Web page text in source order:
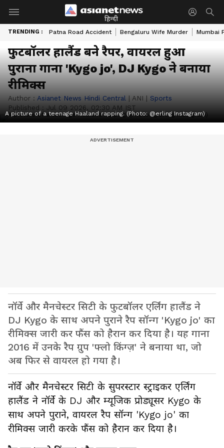
हिन्दी
TRENDING : Patna Road Accident Bengaluru Wife Murder Mumbai
फुटबॉलर हालैंड बने रैपर, वायरल हुआ
पुराना गाना 'Kygo jo', DJ Kygo ने बनाया
रीमिक्स
Author : Asianet News Hindi Central | ANI | Sports
Published : Jul 09 2026, 02:30 AM IST
A picture of a teenage Haaland rapping. (Photo: @erling Instagram)
नॉर्वे और मैनचेस्टर सिटी के फुटबॉलर एर्लिंग हालैंड ने
DJ Kygo के साथ अपने पुराने रैप सॉन्ग 'Kygo jo' का
रीमिक्स जारी कर फैंस को हैरान कर दिया है। यह गाना
2016 में उनके रैप ग्रुप 'फ्लो किंग्ज़' ने बनाया था, जो
अब फिर से वायरल हो गया है।
नॉर्वे और मैनचेस्टर सिटी के सुपरस्टार स्ट्राइकर एर्लिंग
हालैंड ने नॉर्वे के DJ और म्यूजिक प्रोड्यूसर Kygo के
साथ अपने पुराने, वायरल रैप सॉन्ग 'Kygo jo' का
रीमिक्स जारी करके फैंस को हैरान कर दिया है।